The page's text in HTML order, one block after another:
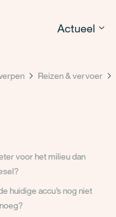
Actueel
Reizen & vervoer
voor het milieu dan
huidige accu’s nog niet